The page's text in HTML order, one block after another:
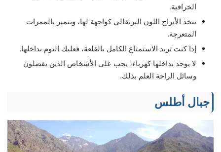
الخرافية.
تتخذ الأبراج اللون البرتقالي كواجهة لها، وتتميز بالممرات
المتعرجة.
إذا كنت تريد الاستمتاع الكامل بالقلعة، فعليك النوم بداخلها.
لا يوجد بداخلها كهرباء، يجب على الأشخاص الذين يفضلون
وسائل الراحة العلم بذلك.
جبال أطلس